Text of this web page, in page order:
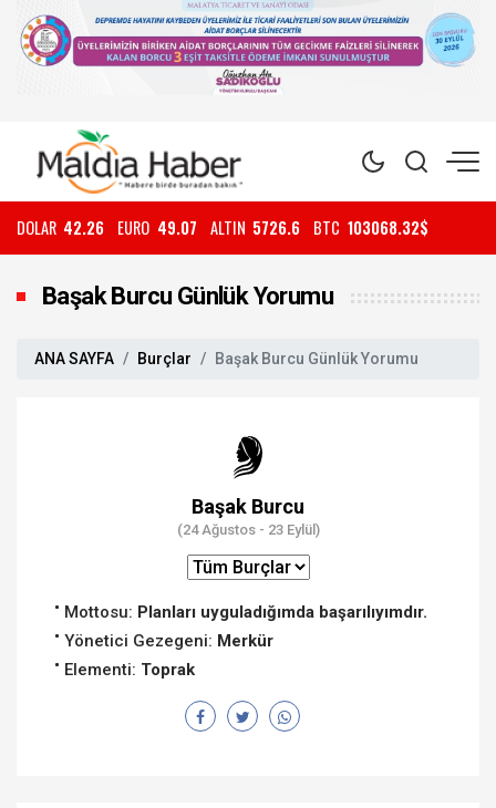
DOLAR 42.26 EURO 49.07 ALTIN 5726.6 BTC 103068.32$
Başak Burcu Günlük Yorumu
ANA SAYFA Burçlar Başak Burcu Günlük Yorumu
Başak Burcu
(24 Ağustos - 23 Eylül)
Mottosu: Planları uyguladığımda başarılıyımdır.
Yönetici Gezegeni: Merkür
Elementi: Toprak